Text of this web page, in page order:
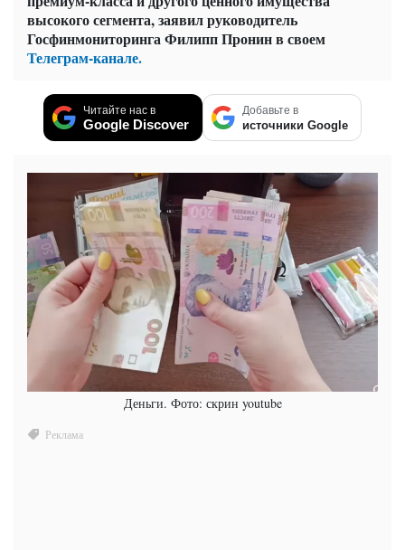
высокого сегмента, заявил руководитель
Госфинмониторинга Филипп Пронин в своем
Телеграм-канале.
Читайте нас в
Google Discover
Добавьте в
источники Google
Деньги. Фото: скрин youtube